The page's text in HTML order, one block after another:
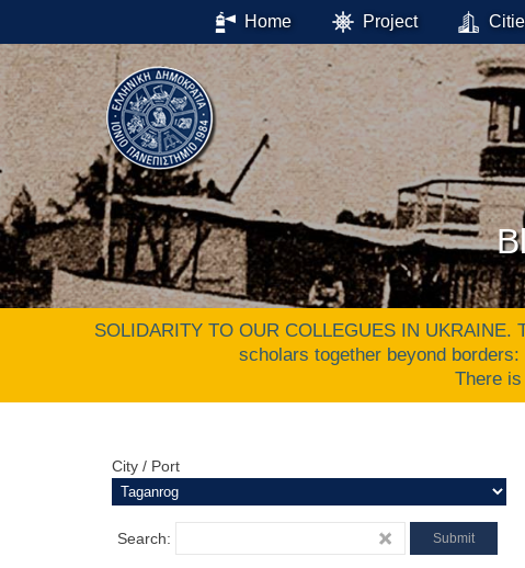
Home Project
SOLIDARITY TO OUR COLLEGUES IN
scholars together beyond
There
City / Port
Search: